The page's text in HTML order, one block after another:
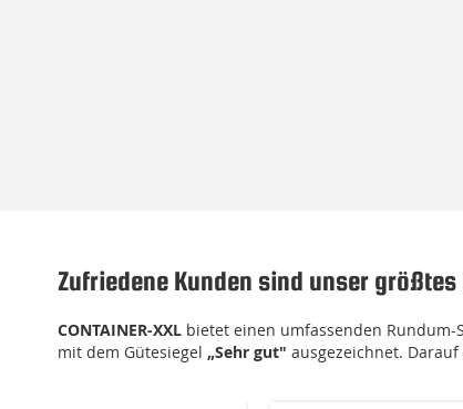
Zufriedene Kunden sind unser
CONTAINER-XXL bietet einen umfassenden
mit dem Gütesiegel „Sehr gut" ausgezeichnet.